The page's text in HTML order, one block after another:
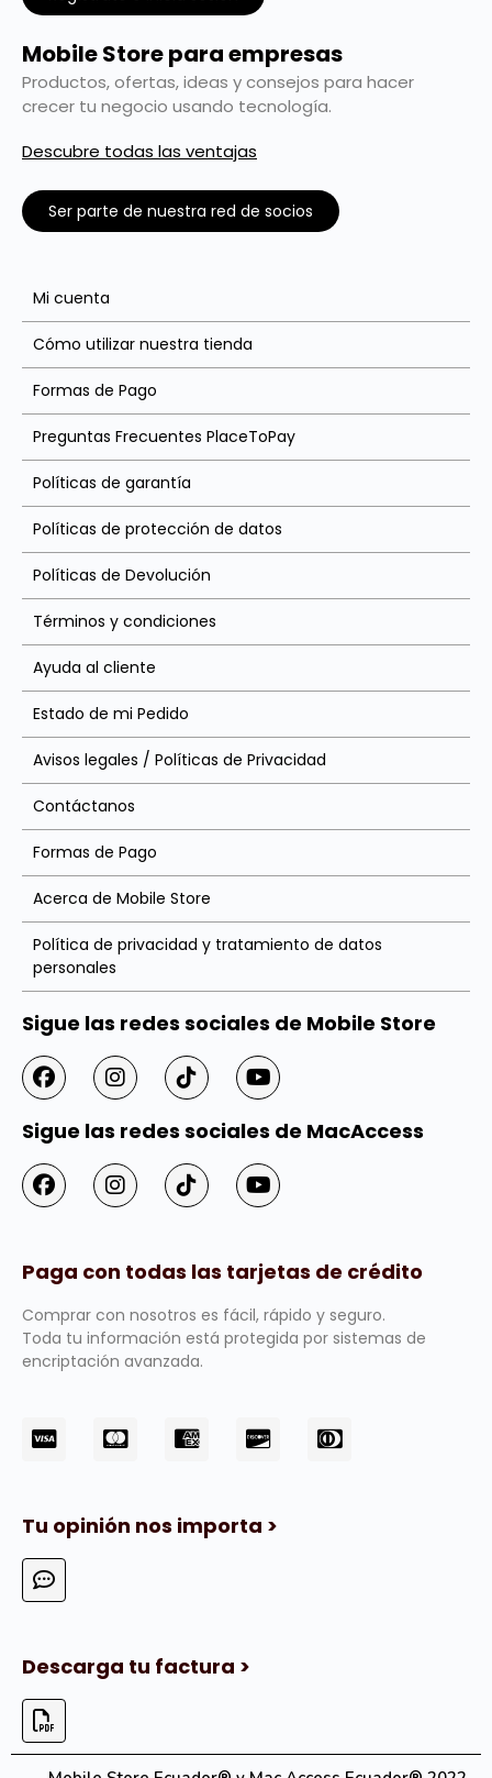
Mobile Store para empresas
Productos, ofertas, ideas y consejos para hacer
crecer tu negocio usando tecnología.
Descubre todas las ventajas
Ser parte de nuestra red de socios
Mi cuenta
Cómo utilizar nuestra tienda
Formas de Pago
Preguntas Frecuentes PlaceToPay
Políticas de garantía
Políticas de protección de datos
Políticas de Devolución
Términos y condiciones
Ayuda al cliente
Estado de mi Pedido
Avisos legales / Políticas de Privacidad
Contáctanos
Formas de Pago
Acerca de Mobile Store
Política de privacidad y tratamiento de datos
personales
Sigue las redes sociales de Mobile Store
Sigue las redes sociales de MacAccess
Paga con todas las tarjetas de crédito
Comprar con nosotros es fácil, rápido y seguro.
Toda tu información está protegida por sistemas de
encriptación avanzada.
Tu opinión nos importa >
Descarga tu factura >